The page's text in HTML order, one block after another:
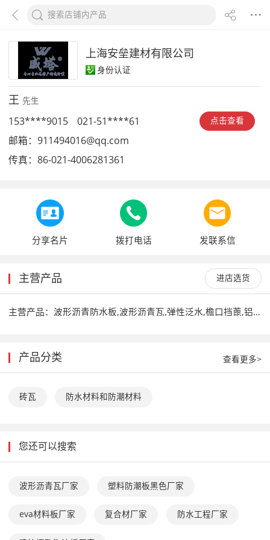
上海安垒建材有限公司
身份认证
王 先生
点击查看
153****9015
021-51****61
邮箱： 911494016@qq.com
传真： 86-021-4006281361
分享名片 拨打电话 发联系信
进店选货
主营产品
主营产品： 波形沥青防水板,波形沥青瓦,弹性泛水,檐口挡蓖,铝制排水沟,屋脊通风卷材,树脂瓦钉帽,膨胀钉
查看更多>
产品分类
砖瓦 防水材料和防潮材料
您还可以搜索
波形沥青瓦厂家 塑料防潮板黑色厂家
eva材料板厂家 复合材厂家 防水工程厂家